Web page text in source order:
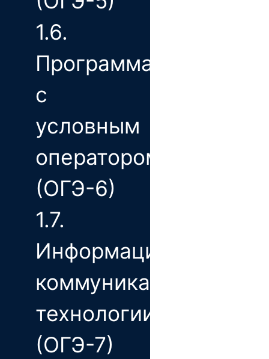
1.6.
Программа
с
условным
оператором
(ОГЭ-6)
1.7.
Информационно-
коммуникационные
технологии
(ОГЭ-7)